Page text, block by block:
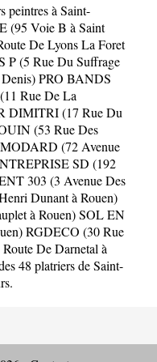
peintres à Saint-
(95 Voie B à Saint
De Lyons La Foret
P (5 Rue Du Suffrage
PRO BANDS
Rue De La
DIMITRI (17 Rue Du
(53 Rue Des
(72 Avenue
SD (192
303 (3 Avenue Des
Dunant à Rouen)
à Rouen)SOL EN
RGDECO (30 Rue
De Darnetal à
48 platriers de Saint-